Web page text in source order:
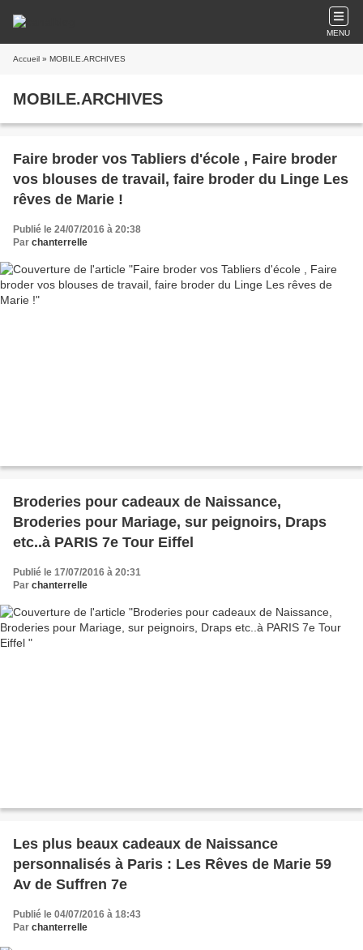
MENU
Accueil » MOBILE.ARCHIVES
MOBILE.ARCHIVES
Faire broder vos Tabliers d'école , Faire broder
vos blouses de travail, faire broder du Linge Les
rêves de Marie !
Publié le 24/07/2016 à 20:38
Par chanterrelle
Broderies pour cadeaux de Naissance,
Broderies pour Mariage, sur peignoirs, Draps
etc..à PARIS 7e Tour Eiffel
Publié le 17/07/2016 à 20:31
Par chanterrelle
Les plus beaux cadeaux de Naissance
personnalisés à Paris : Les Rêves de Marie 59
Av de Suffren 7e
Publié le 04/07/2016 à 18:43
Par chanterrelle